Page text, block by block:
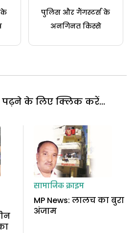
के
पुलिस और गैंगस्टर्स के
अनगिनत किस्से
पढ़ने के लिए क्लिक करें...
सामाजिक क्राइम
MP News: लालच का बुरा
अंजाम